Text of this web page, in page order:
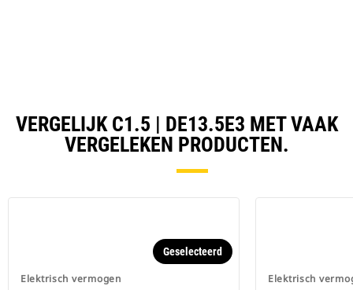
VERGELIJK C1.5 | DE13.5E3 MET VAAK
VERGELEKEN PRODUCTEN.
Elektrisch vermogen
Geselecteerd
Elektrisch